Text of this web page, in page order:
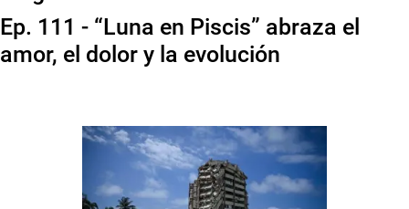
Ep. 111 - “Luna en Piscis” abraza el
amor, el dolor y la evolución